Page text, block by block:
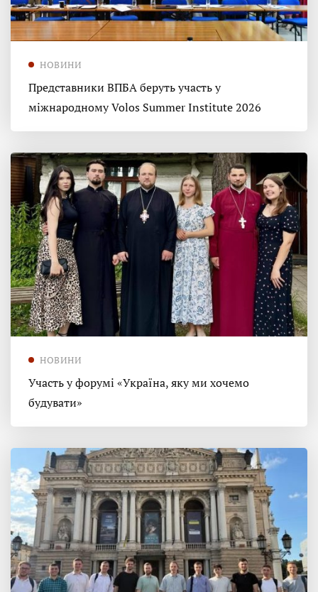
НОВИНИ
Представники ВПБА беруть участь у
міжнародному Volos Summer Institute 2026
НОВИНИ
Участь у форумі «Україна, яку ми хочемо
будувати»